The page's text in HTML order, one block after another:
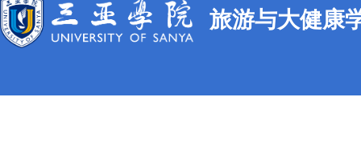
旅游与大健康